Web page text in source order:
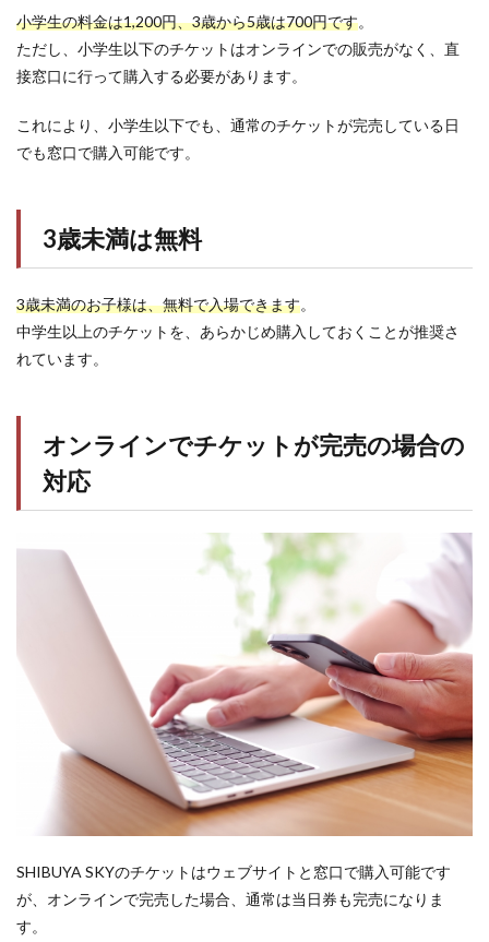
小学生の料金は1,200円、3歳から5歳は700円です。
ただし、小学生以下のチケットはオンラインでの販売がなく、直
接窓口に行って購入する必要があります。
これにより、小学生以下でも、通常のチケットが完売している日
でも窓口で購入可能です。
3歳未満は無料
3歳未満のお子様は、無料で入場できます。
中学生以上のチケットを、あらかじめ購入しておくことが推奨さ
れています。
オンラインでチケットが完売の場合の
対応
SHIBUYA SKYのチケットはウェブサイトと窓口で購入可能です
が、オンラインで完売した場合、通常は当日券も完売になりま
す。